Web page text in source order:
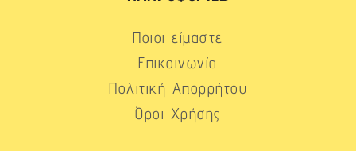
Ποιοι είμαστε
Επικοινωνία
Πολιτική Απορρήτου
Όροι Χρήσης